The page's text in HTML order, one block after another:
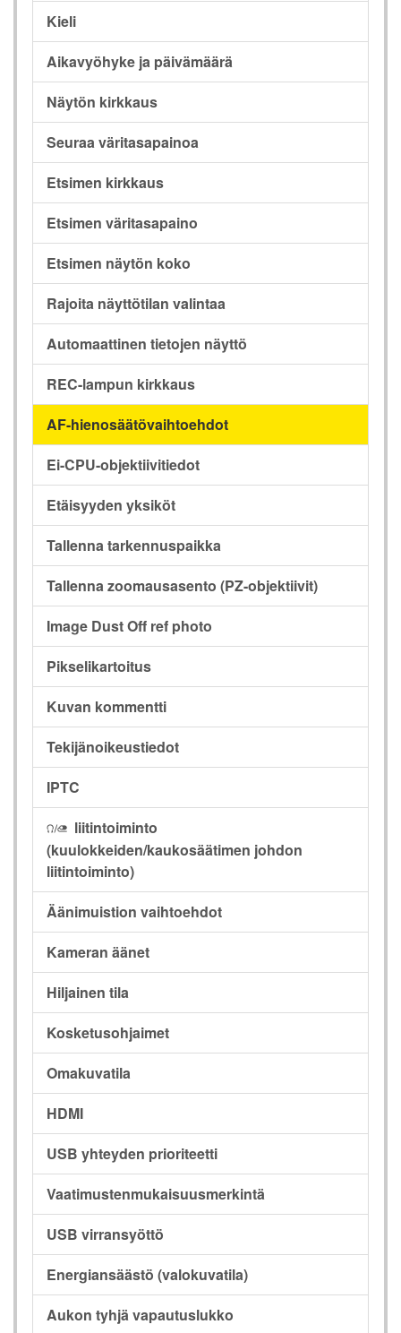
Kieli
Aikavyöhyke ja päivämäärä
Näytön kirkkaus
Seuraa väritasapainoa
Etsimen kirkkaus
Etsimen väritasapaino
Etsimen näytön koko
Rajoita näyttötilan valintaa
Automaattinen tietojen näyttö
REC-lampun kirkkaus
AF-hienosäätövaihtoehdot
Ei-CPU-objektiivitiedot
Etäisyyden yksiköt
Tallenna tarkennuspaikka
Tallenna zoomausasento (PZ-objektiivit)
Image Dust Off ref photo
Pikselikartoitus
Kuvan kommentti
Tekijänoikeustiedot
IPTC
I liitintoiminto
(kuulokkeiden/kaukosäätimen johdon
liitintoiminto)
Äänimuistion vaihtoehdot
Kameran äänet
Hiljainen tila
Kosketusohjaimet
Omakuvatila
HDMI
USB yhteyden prioriteetti
Vaatimustenmukaisuusmerkintä
USB virransyöttö
Energiansäästö (valokuvatila)
Aukon tyhjä vapautuslukko